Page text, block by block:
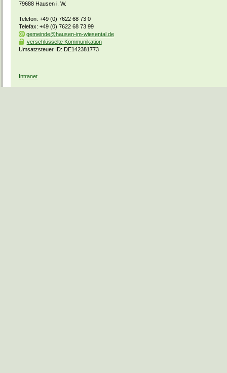
79688 Hausen i. W.
Telefon: +49 (0) 7622 68 73 0
Telefax: +49 (0) 7622 68 73 99
gemeinde@hausen-im-wiesental.de
verschlüsselte Kommunikation
Umsatzsteuer ID: DE142381773
Intranet